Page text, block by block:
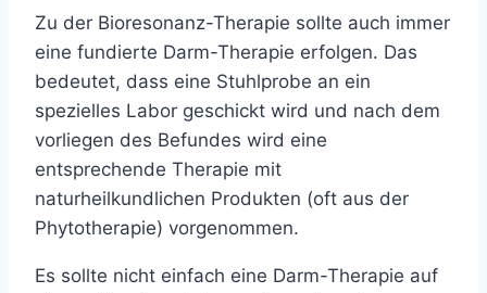
Zu der Bioresonanz-Therapie sollte auch immer
eine fundierte Darm-Therapie erfolgen. Das
bedeutet, dass eine Stuhlprobe an ein
spezielles Labor geschickt wird und nach dem
vorliegen des Befundes wird eine
entsprechende Therapie mit
naturheilkundlichen Produkten (oft aus der
Phytotherapie) vorgenommen.
Es sollte nicht einfach eine Darm-Therapie auf